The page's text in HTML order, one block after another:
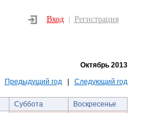
Вход Регистрация
Октябрь 2013
Предыдущий год| Следующий год
Суббота
Воскресенье